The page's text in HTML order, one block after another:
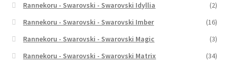
Rannekoru - Swarovski - Swarovski Idyllia
(2)
Rannekoru - Swarovski - Swarovski Imber
(16)
Rannekoru - Swarovski - Swarovski Magic
(3)
Rannekoru - Swarovski - Swarovski Matrix
(34)